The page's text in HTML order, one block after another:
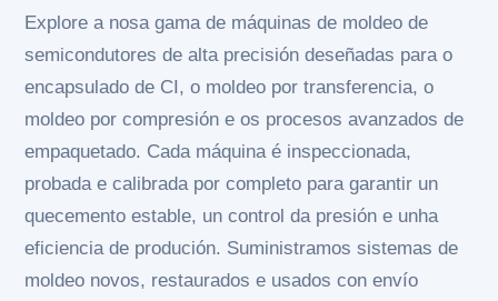
Explore a nosa gama de máquinas de moldeo de
semicondutores de alta precisión deseñadas para o
encapsulado de CI, o moldeo por transferencia, o
moldeo por compresión e os procesos avanzados de
empaquetado. Cada máquina é inspeccionada,
probada e calibrada por completo para garantir un
quecemento estable, un control da presión e unha
eficiencia de produción. Suministramos sistemas de
moldeo novos, restaurados e usados ​​con envío